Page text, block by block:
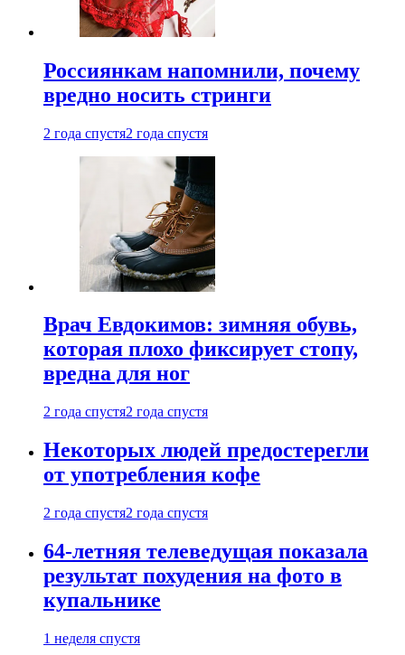
Россиянкам напомнили, почему
вредно носить стринги
2 года спустя2 года спустя
Врач Евдокимов: зимняя обувь,
которая плохо фиксирует стопу,
вредна для ног
2 года спустя2 года спустя
Некоторых людей предостерегли
от употребления кофе
2 года спустя2 года спустя
64-летняя телеведущая показала
результат похудения на фото в
купальнике
1 неделя спустя